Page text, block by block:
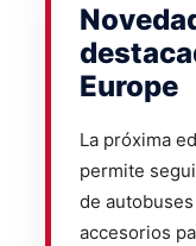
Europe
La próxima
permite
de
accesorios